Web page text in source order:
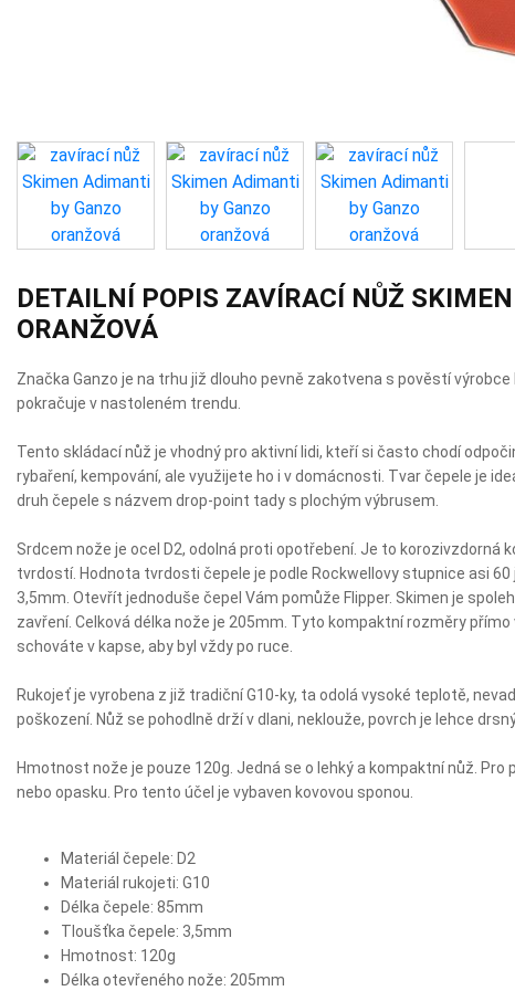
DETAILNÍ POPIS ZAVÍRACÍ NŮŽ
ORANŽOVÁ
Značka Ganzo je na trhu již dlouho pevně zakotvena s pověstí
pokračuje v nastoleném trendu.
Tento skládací nůž je vhodný pro aktivní lidi, kteří si často chodí
rybaření, kempování, ale využijete ho i v domácnosti. Tvar čepele je
druh čepele s názvem drop-point tady s plochým výbrusem.
Srdcem nože je ocel D2, odolná proti opotřebení. Je to korozivzdorná
tvrdostí. Hodnota tvrdosti čepele je podle Rockwellovy stupnice asi
3,5mm. Otevřít jednoduše čepel Vám pomůže Flipper. Skimen je
zavření. Celková délka nože je 205mm. Tyto kompaktní rozměry
schováte v kapse, aby byl vždy po ruce.
Rukojeť je vyrobena z již tradiční G10-ky, ta odolá vysoké teplotě,
poškození. Nůž se pohodlně drží v dlani, neklouže, povrch je lehce
Hmotnost nože je pouze 120g. Jedná se o lehký a kompaktní nůž.
nebo opasku. Pro tento účel je vybaven kovovou sponou.
Materiál čepele: D2
Materiál rukojeti: G10
Délka čepele: 85mm
Tloušťka čepele: 3,5mm
Hmotnost: 120g
Délka otevřeného nože: 205mm